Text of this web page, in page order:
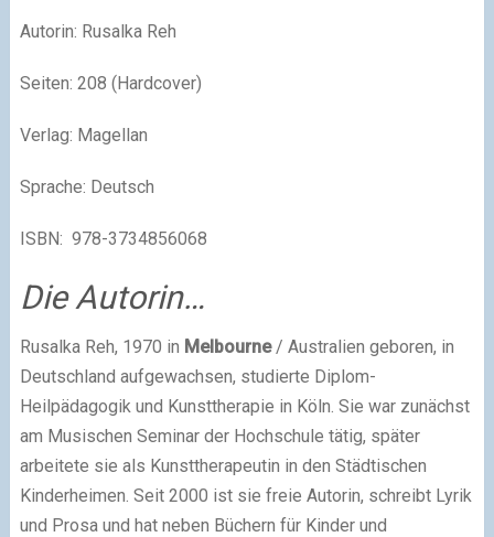
Autorin: Rusalka Reh
Seiten: 208 (Hardcover)
Verlag: Magellan
Sprache: Deutsch
ISBN: 978-3734856068
Die Autorin…
Rusalka Reh, 1970 in Melbourne/ Australien geboren, in
Deutschland aufgewachsen, studierte Diplom-
Heilpädagogik und Kunsttherapie in Köln. Sie war zunächst
am Musischen Seminar der Hochschule tätig, später
arbeitete sie als Kunsttherapeutin in den Städtischen
Kinderheimen. Seit 2000 ist sie freie Autorin, schreibt Lyrik
und Prosa und hat neben Büchern für Kinder und